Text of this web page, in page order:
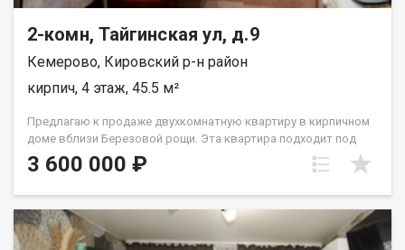
2-комн, Тайгинская ул, д.9
Кемерово, Кировский р-н район
кирпич, 4 этаж, 45.5 м²
Предлагаю к продаже двухкомнатную квартиру в кирпичном
доме вблизи Березовой рощи. Эта квартира подходит под
все виды сделок, любые сертификаты и ипотеку. Квартира
без долгов и обременений. Квартира в жилом состоянии.
так и семьи с детьми, из этой планировки легко сделать 3
комнатную квартиру с двумя раздельными спальнями. Очень
удачное расположение дома: рядом есть детские, школа,
3 600 000 ₽